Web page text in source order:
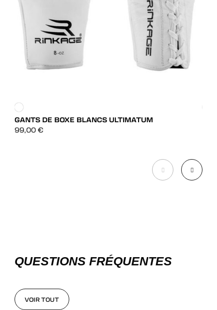
GANTS DE BOXE BLANCS ULTIMATUM
99,00 €
QUESTIONS FRÉQUENTES
VOIR TOUT